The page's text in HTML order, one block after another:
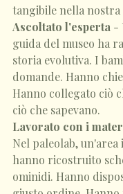
tangibile nella nostra
Ascoltato l'esperta -
guida del museo ha
storia evolutiva. I
domande. Hanno
Hanno collegato ciò
ciò che sapevano.
Lavorato con i
Nel paleolab,
hanno ricostruito
ominidi. Hanno